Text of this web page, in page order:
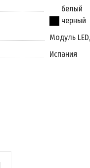
белый
черный
Модуль
Испания